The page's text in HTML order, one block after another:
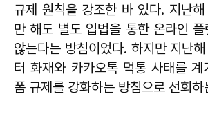
규제 원칙을 강조한 바 있다. 지난
만 해도 별도 입법을 통한 온라인 플
않는다는 방침이었다. 하지만 지난
터 화재와 카카오톡 먹통 사태를 계
폼 규제를 강화하는 방침으로 선회하